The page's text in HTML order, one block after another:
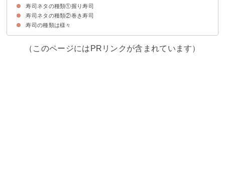
①握り寿司
②巻き寿司
③軍艦巻き
④ちらし寿司
⑤押し寿司
⑥稲荷寿司
⑦なれずし
⑧手まり寿司
寿司ネタの種類①握り寿司
①マグロ
②中トロ
③大トロ
④びんちょうまぐろ
⑤はまち
⑥サーモン
⑦カツオ
⑧たい
⑨のどぐろ
⑩カレイ
⑪ひらめ
⑫エンガワ
⑬あじ
⑭こはだ
⑮いわし
⑯さんま
⑰しめさば
⑱エビ
⑲甘エビ
⑳ほたんエビ
㉑たこ
㉒あおりいか
㉓ずわい蟹
㉔ホタテ
㉕赤貝
㉖つぶ貝
㉗穴子
㉘うなぎ
㉙はも
㉚たまご
寿司ネタの種類②巻き寿司
㉛鉄火巻き
㉜ネギトロ巻き
㉝かっぱ巻き
㉞新香巻き
㉟かんぴょう巻き
㊱納豆巻き
㊲うなきゅう巻き
㊳涙巻き
㊴カリフォルニアロール
㊵キンパ
寿司の種類は様々
（このページにはPRリンクが含まれています）